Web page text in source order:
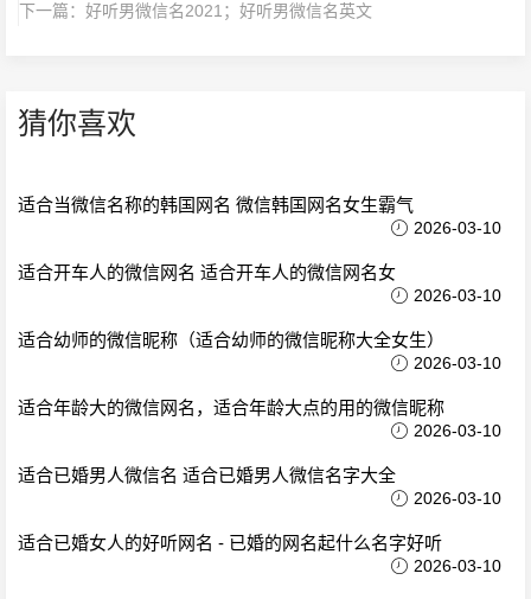
下一篇： 好听男微信名2021；好听男微信名英文
猜你喜欢
适合当微信名称的韩国网名 微信韩国网名女生霸气
2026-03-10
适合开车人的微信网名 适合开车人的微信网名女
2026-03-10
适合幼师的微信昵称（适合幼师的微信昵称大全女生）
2026-03-10
适合年龄大的微信网名，适合年龄大点的用的微信昵称
2026-03-10
适合已婚男人微信名 适合已婚男人微信名字大全
2026-03-10
适合已婚女人的好听网名 - 已婚的网名起什么名字好听
2026-03-10